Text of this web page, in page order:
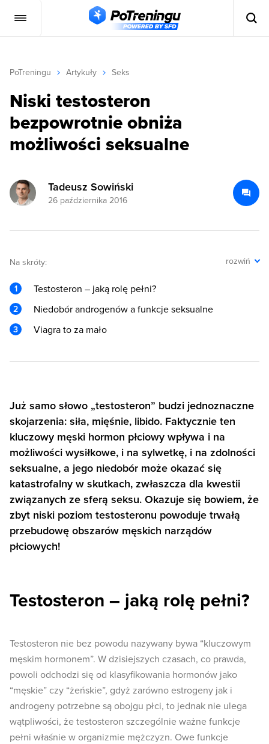
PoTreningu Artykuły Seks
Niski testosteron
bezpowrotnie obniża
możliwości seksualne
Tadeusz Sowiński
26 października 2016
Na skróty: rozwiń
Testosteron – jaką rolę pełni?
Niedobór androgenów a funkcje seksualne
Viagra to za mało
Już samo słowo „testosteron” budzi jednoznaczne
skojarzenia: siła, mięśnie, libido. Faktycznie ten
kluczowy męski hormon płciowy wpływa i na
możliwości wysiłkowe, i na sylwetkę, i na zdolności
seksualne, a jego niedobór może okazać się
katastrofalny w skutkach, zwłaszcza dla kwestii
związanych ze sferą seksu. Okazuje się bowiem, że
zbyt niski poziom testosteronu powoduje trwałą
przebudowę obszarów męskich narządów
płciowych!
Testosteron – jaką rolę pełni?
Testosteron nie bez powodu nazywany bywa “kluczowym
męskim hormonem”. W dzisiejszych czasach, co prawda,
powoli odchodzi się od klasyfikowania hormonów jako
“męskie” czy “żeńskie”, gdyż zarówno estrogeny jak i
androgeny potrzebne są obojgu płci, to jednak nie ulega
wątpliwości, że testosteron szczególnie ważne funkcje
pełni właśnie w organizmie mężczyzn. Owe funkcje